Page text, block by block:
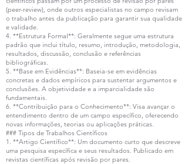
(peer-review), onde outros especialistas no campo revisam
o trabalho antes da publicação para garantir sua qualidade
e validade.
4. **Estrutura Formal**: Geralmente segue uma estrutura
padrão que inclui título, resumo, introdução, metodologia,
resultados, discussão, conclusão e referências
bibliográficas.
5. **Base em Evidências**: Baseia-se em evidências
concretas e dados empíricos para sustentar argumentos e
conclusões. A objetividade e a imparcialidade são
fundamentais.
6. **Contribuição para o Conhecimento**: Visa avançar o
entendimento dentro de um campo específico, oferecendo
novas informações, teorias ou aplicações práticas.
### Tipos de Trabalhos Científicos
1. **Artigo Científico**: Um documento curto que descreve
uma pesquisa específica e seus resultados. Publicado em
revistas científicas após revisão por pares.